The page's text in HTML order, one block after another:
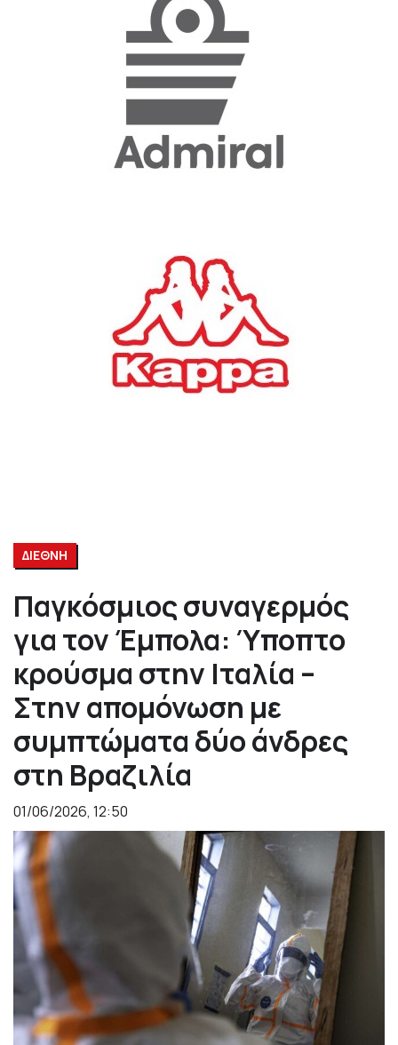
ΔΙΕΘΝΗ
Παγκόσμιος συναγερμός
για τον Έμπολα: Ύποπτο
κρούσμα στην Ιταλία –
Στην απομόνωση με
συμπτώματα δύο άνδρες
στη Βραζιλία
01/06/2026, 12:50